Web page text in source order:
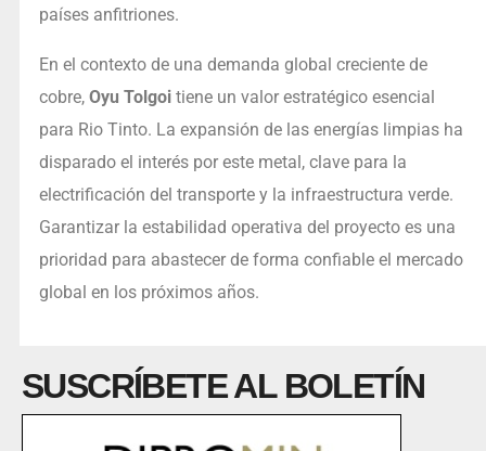
países anfitriones.
En el contexto de una demanda global creciente de
cobre, Oyu Tolgoitiene un valor estratégico esencial
para Rio Tinto. La expansión de las energías limpias ha
disparado el interés por este metal, clave para la
electrificación del transporte y la infraestructura verde.
Garantizar la estabilidad operativa del proyecto es una
prioridad para abastecer de forma confiable el mercado
global en los próximos años.
SUSCRÍBETE AL BOLETÍN